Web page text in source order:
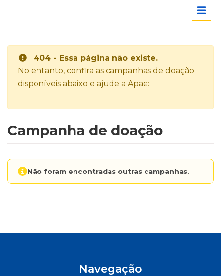
404 - Essa página não existe.
No entanto, confira as campanhas de doação
disponíveis abaixo e ajude a Apae:
Campanha de doação
Não foram encontradas outras campanhas.
Navegação